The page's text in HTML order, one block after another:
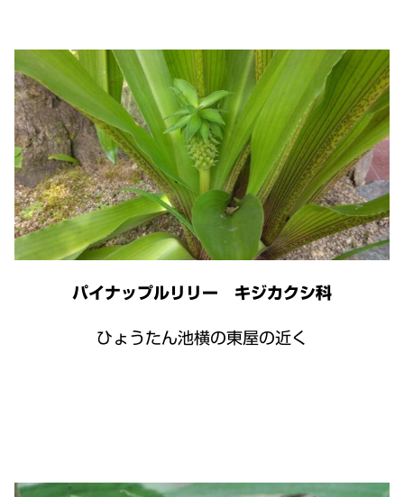
パイナップルリリー キジカクシ科
ひょうたん池横の東屋の近く